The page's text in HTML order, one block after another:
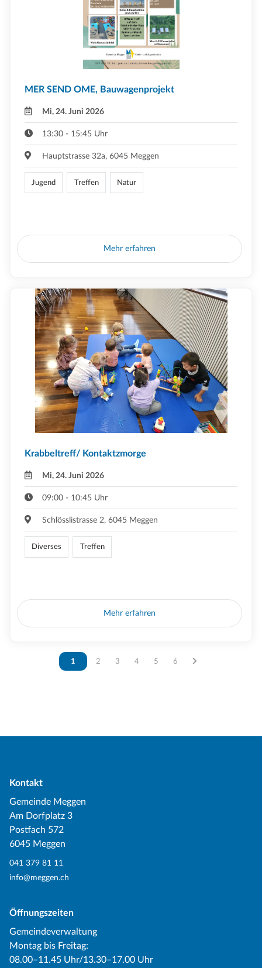
MER SEND OME, Bauwagenprojekt
Mi, 24. Juni 2026
13:30 - 15:45 Uhr
Hauptstrasse 32a, 6045 Meggen
Jugend Treffen Natur
Mehr erfahren
Krabbeltreff/ Kontaktzmorge
Mi, 24. Juni 2026
09:00 - 10:45 Uhr
Schlösslistrasse 2, 6045 Meggen
Diverses Treffen
Mehr erfahren
Vous êtes sur la page
1 Vous êtes sur la page
2 Vous êtes sur la page
3 Vous êtes sur la page
4 Vous êtes sur la page
5 Vous êtes sur la page
6
Kontakt
Gemeinde Meggen
Am Dorfplatz 3
Postfach 572
6045 Meggen
041 379 81 11
info@meggen.ch
Öffnungszeiten
Gemeindeverwaltung
Montag bis Freitag:
08.00–11.45 Uhr/13.30–17.00 Uhr